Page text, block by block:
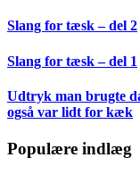
Slang for tæsk – del 2
Slang for tæsk – del 1
Udtryk man brugte
også var lidt for kæk
Populære indlæg